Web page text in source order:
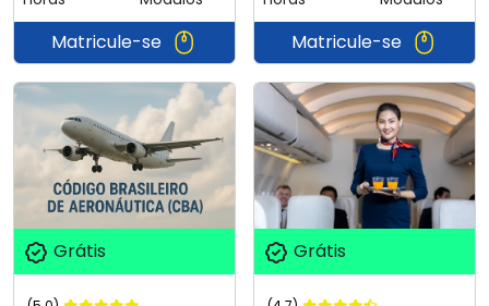
Matricule-se Matricule-se
Grátis Grátis